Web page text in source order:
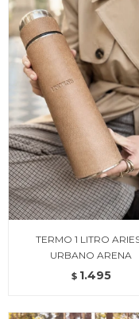
TERMO 1 LITRO
URBANO ARENA
$ 1.495